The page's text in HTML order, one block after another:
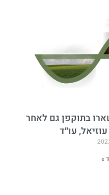
מכוח תמ"א 38 ישארו בתוקפן גם לאחר
עו״ד
»